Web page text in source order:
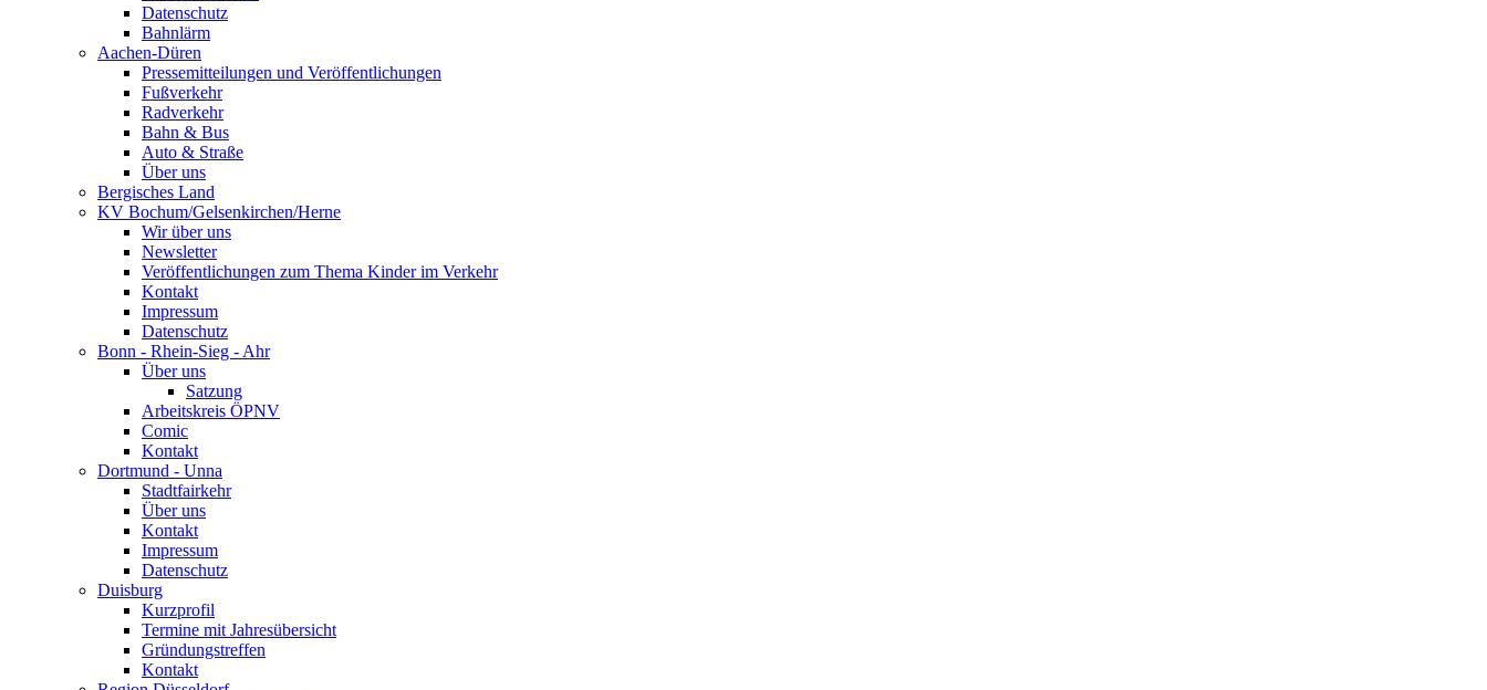
Datenschutz
Bahnlärm
Aachen-Düren
Pressemitteilungen und Veröffentlichungen
Fußverkehr
Radverkehr
Bahn & Bus
Auto & Straße
Über uns
Bergisches Land
KV Bochum/Gelsenkirchen/Herne
Wir über uns
Newsletter
Veröffentlichungen zum Thema Kinder im Verkehr
Kontakt
Impressum
Datenschutz
Bonn - Rhein-Sieg - Ahr
Über uns
Satzung
Arbeitskreis ÖPNV
Comic
Kontakt
Dortmund - Unna
Stadtfairkehr
Über uns
Kontakt
Impressum
Datenschutz
Duisburg
Kurzprofil
Termine mit Jahresübersicht
Gründungstreffen
Kontakt